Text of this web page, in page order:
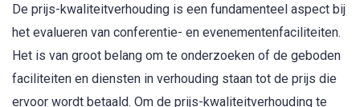
De prijs-kwaliteitverhouding is een fundamenteel aspect bij
het evalueren van conferentie- en evenementenfaciliteiten.
Het is van groot belang om te onderzoeken of de geboden
faciliteiten en diensten in verhouding staan tot de prijs die
ervoor wordt betaald. Om de prijs-kwaliteitverhouding te